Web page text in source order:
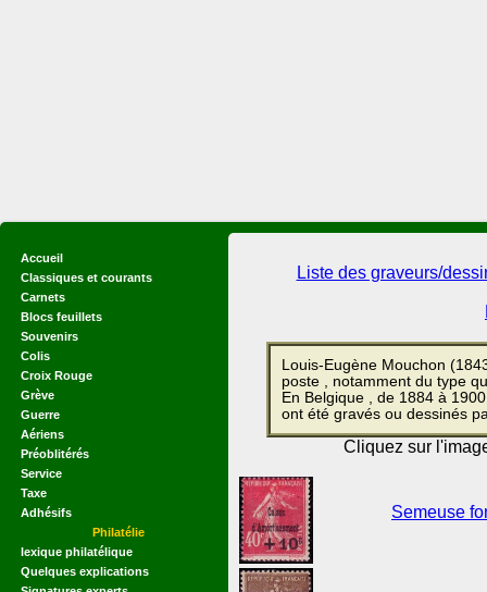
Accueil
Classiques et courants
Carnets
Blocs feuillets
Souvenirs
Colis
Croix Rouge
Grève
Guerre
Aériens
Préoblitérés
Service
Taxe
Adhésifs
Philatélie
lexique philatélique
Quelques explications
Liste des graveurs/
Louis-Eugène Mouchon
poste , notamment du type
En Belgique , de 1884 à
ont été gravés ou dessinés
Cliquez sur
Semeuse